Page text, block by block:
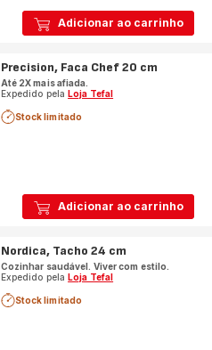
Adicionar ao carrinho
Adicionar ao carrinho
Precision, Faca Chef 20 cm
Até 2X mais afiada.
Expedido pelaLoja Tefal
Stock limitado
Nordica, Tacho 24 cm
Cozinhar saudável. Viver com estilo.
Expedido pelaLoja Tefal
Stock limitado